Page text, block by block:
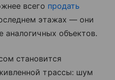
всего продать
этажах — они
аналогичных объектов.
становится
трассы: шум